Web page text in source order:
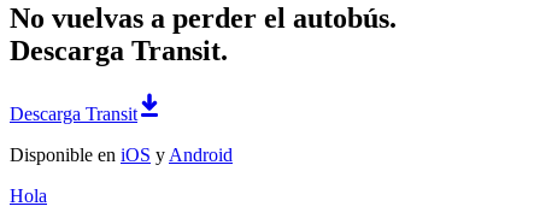
No vuelvas a perder el autobús.
Descarga Transit.
Descarga Transit
Disponible en iOS y Android
Hola